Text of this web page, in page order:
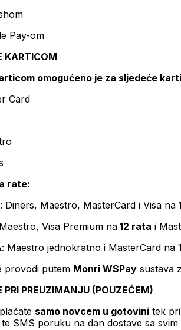
Pay-om
KARTICOM
omogućeno je za sljedeće
Card
rate:
: Diners, Maestro, MasterCard i Visa na
Visa Premium na 12 rata i
: Maestro jednokratno i MasterCard na
provodi putem Monri WSPay sustava
PRI PREUZIMANJU (POUZEĆEM)
samo novcem u gotovini tek
SMS poruku na dan dostave sa svim